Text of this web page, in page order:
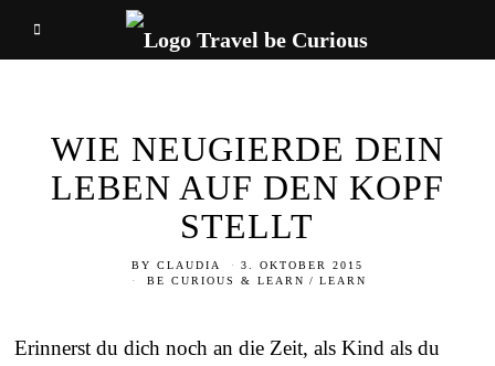
WIE NEUGIERDE DEIN
LEBEN AUF DEN KOPF
STELLT
BY CLAUDIA
3. OKTOBER 2015
BE CURIOUS & LEARN / LEARN
Erinnerst du dich noch an die Zeit, als Kind als du